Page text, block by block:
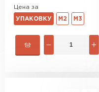
Цена за
УПАКОВКУ М2 М3